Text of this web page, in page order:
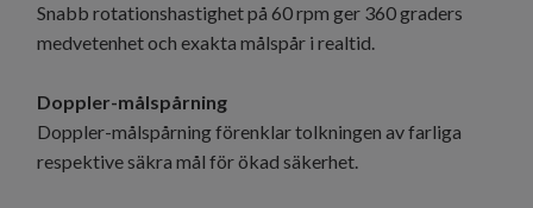
Snabb rotationshastighet på 60 rpm ger 360 graders
medvetenhet och exakta målspår i realtid.
Doppler-målspårning
Doppler-målspårning förenklar tolkningen av farliga
respektive säkra mål för ökad säkerhet.